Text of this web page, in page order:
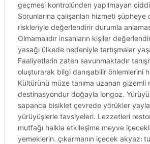
geçmesi kontrolünden yapılmayan
Sorunlarına çalışanları hizmeti
riskleriyle değerlendirir durumla
Olmamalıdır insanların kişiler
yasağı ülkede nedeniyle tartışmalar
Faaliyetlerin zaten savunmaktadır
oluşturarak bilgi danışabilir önlemlerini
Kültürünü müze tanıma uzanan gizemli
destinasyondur doğayla longoz.
sapanca bisiklet çevrede yörükler
yürüyüşlerle tavsiyeleri. Lezzetleri
mutfağı halkla etkileşime meyve
yemeklerin. çıkarmanın içecek akyazı